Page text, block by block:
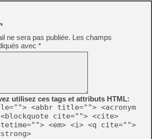
ne sera pas publiée. Les champs
avec *
utilisez ces tags et attributs HTML:
<abbr title=""> <acronym
cite=""> <cite>
<em> <i> <q cite="">